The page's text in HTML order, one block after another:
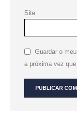
Site
Guardar o
a próxima vez que